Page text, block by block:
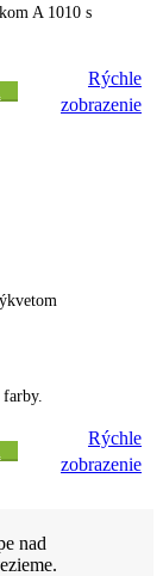
A 1010 s
Rýchle
zobrazenie
Rýchle
zobrazenie
nad